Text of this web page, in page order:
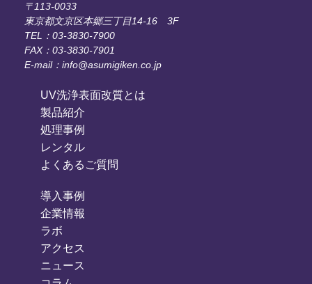
〒113-0033
東京都文京区本郷三丁目14-16 3F
TEL：03-3830-7900
FAX：03-3830-7901
E-mail：info@asumigiken.co.jp
UV洗浄表面改質とは
製品紹介
処理事例
レンタル
よくあるご質問
導入事例
企業情報
ラボ
アクセス
ニュース